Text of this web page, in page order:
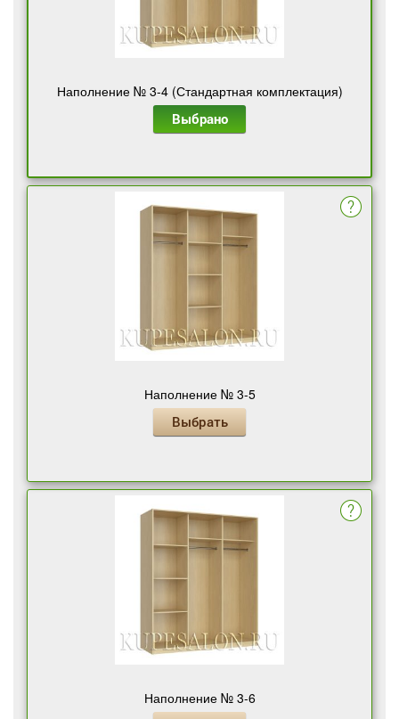
Наполнение № 3-4 (Стандартная комплектация)
Выбрано
Наполнение № 3-5
Выбрать
Наполнение № 3-6